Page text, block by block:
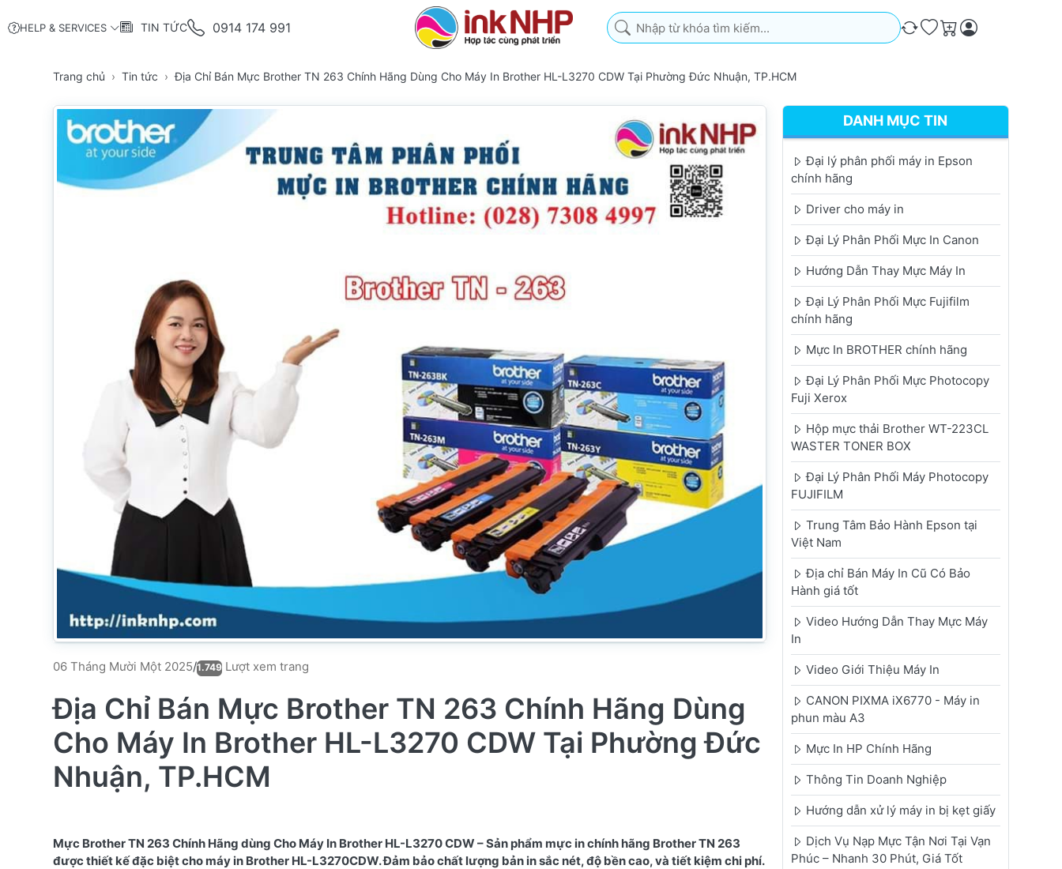
HELP & SERVICES TIN TỨC 0914 174 991
Nhập từ khóa tìm kiếm. Kết quả sẽ tự động xuất hiện khi bạn nhập. Nhấn phím
So sánh
Ưa thích
Giỏ hàng
Trang chủ Tin tức Địa Chỉ Bán Mực Brother TN 263 Chính Hãng Dùng Cho Máy In Brother HL-L3270 CDW Tại Phường Đức Nhuận, TP.HCM
06 Tháng Mười Một 2025/1.749 Lượt xem trang
Địa Chỉ Bán Mực Brother TN 263 Chính Hãng Dùng
Cho Máy In Brother HL-L3270 CDW Tại Phường Đức
Nhuận, TP.HCM
Mực Brother TN 263 Chính Hãng dùng Cho Máy In Brother HL-L3270 CDW – Sản phẩm mực in chính hãng Brother TN 263
được thiết kế đặc biệt cho máy in Brother HL-L3270CDW. Đảm bảo chất lượng bản in sắc nét, độ bền cao, và tiết kiệm chi phí.
DANH MỤC TIN
Đại lý phân phối máy in Epson
chính hãng
Driver cho máy in
Đại Lý Phân Phối Mực In Canon
Hướng Dẫn Thay Mực Máy In
Đại Lý Phân Phối Mực Fujifilm
chính hãng
Mực In BROTHER chính hãng
Đại Lý Phân Phối Mực Photocopy
Fuji Xerox
Hộp mực thải Brother WT-223CL
WASTER TONER BOX
Đại Lý Phân Phối Máy Photocopy
FUJIFILM
Trung Tâm Bảo Hành Epson tại
Việt Nam
Địa chỉ Bán Máy In Cũ Có Bảo
Hành giá tốt
Video Hướng Dẫn Thay Mực Máy
In
Video Giới Thiệu Máy In
CANON PIXMA iX6770 - Máy in
phun màu A3
Mực In HP Chính Hãng
Thông Tin Doanh Nghiệp
Hướng dẫn xử lý máy in bị kẹt giấy
Dịch Vụ Nạp Mực Tận Nơi Tại Vạn
Phúc – Nhanh 30 Phút, Giá Tốt